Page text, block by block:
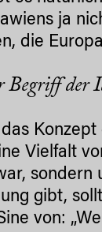
ja
die
Begriff
Vielfalt
sondern
gibt,
von: